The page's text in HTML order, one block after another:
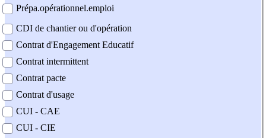
Prépa.opérationnel.emploi
CDI de chantier ou d'opération
Contrat d'Engagement Educatif
Contrat intermittent
Contrat pacte
Contrat d'usage
CUI - CAE
CUI - CIE